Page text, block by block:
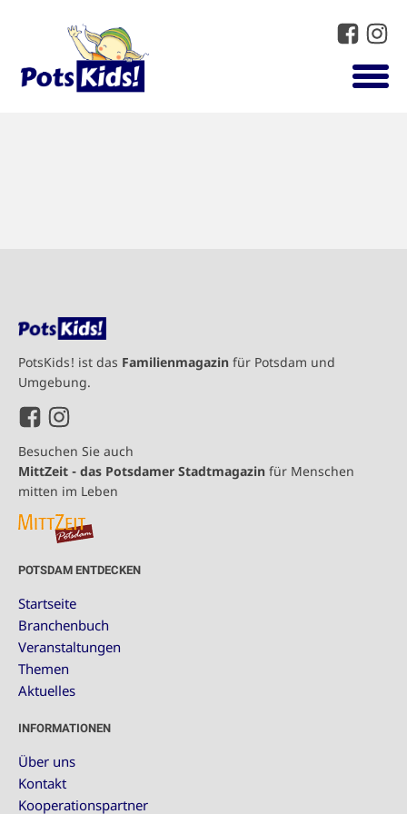
PotsKids! ist das Familienmagazin für Potsdam und
Umgebung.
Besuchen Sie auch
MittZeit - das Potsdamer Stadtmagazin für Menschen
mitten im Leben
POTSDAM ENTDECKEN
Startseite
Branchenbuch
Veranstaltungen
Themen
Aktuelles
INFORMATIONEN
Über uns
Kontakt
Kooperationspartner